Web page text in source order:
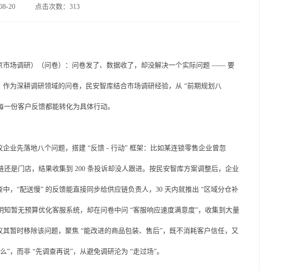
20 点击次数：313
市场调研）（问卷）：问卷发了、数据收了，却没解决一个实际问题 —— 要
为深耕调研领域的问卷，民安智库结合市场调研经验，从 “前期规划八
份客户反馈都能转化为具体行动。
业先落地八个问题，搭建 “反馈 - 行动” 框架：比如某连锁零售企业曾忽
是门店，结果收集到 200 条投诉却没人跟进。按民安智库方案调整后，企业
，“配送慢” 的反馈能直接同步给供应链负责人，30 天内就推出 “区域分仓补
暂无预算优化客服系统，却在问卷中问 “客服响应速度满意度”，收集到大量
暂时移除该问题，聚焦 “能改进的商品包装、售后”，既不消耗客户信任，又
，而非 “先调查再说”，从避免调研沦为 “走过场”。